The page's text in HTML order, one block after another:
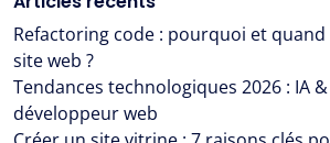
Refactoring code : pourquoi et
site web ?
Tendances technologiques 2026 : IA
développeur web